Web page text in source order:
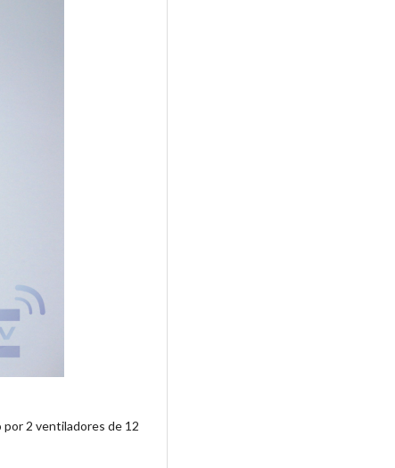
2 ventiladores de 12